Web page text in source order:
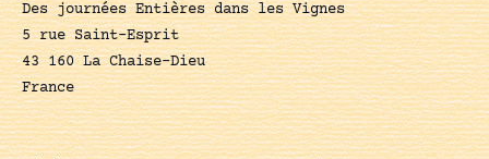
Des journées Entières dans les Vignes
5 rue Saint-Esprit
43 160 La Chaise-Dieu
France